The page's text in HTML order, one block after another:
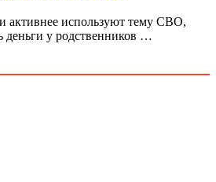
активнее используют тему СВО,
деньги у родственников …